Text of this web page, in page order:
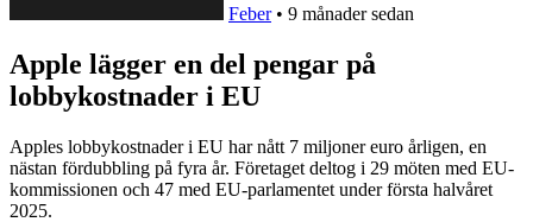
Feber • 9 månader sedan
Apple lägger en del pengar på
lobbykostnader i EU
Apples lobbykostnader i EU har nått 7 miljoner euro årligen, en
nästan fördubbling på fyra år. Företaget deltog i 29 möten med EU-
kommissionen och 47 med EU-parlamentet under första halvåret
2025.